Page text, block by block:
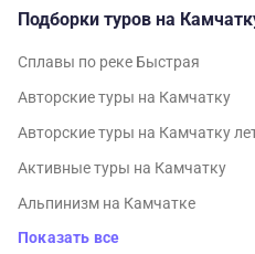
Подборки туров на
Cплавы по реке Быстрая
Авторские туры на Камчатку
Авторские туры на Камчатку
Активные туры на Камчатку
Альпинизм на Камчатке
Показать все